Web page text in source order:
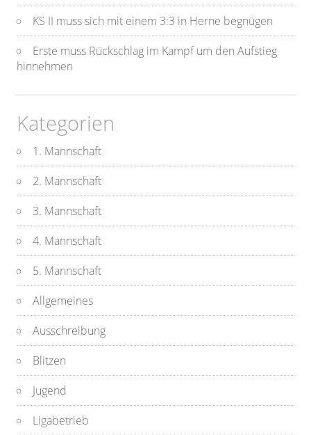
KS II muss sich mit einem 3:3 in Herne begnügen
Erste muss Rückschlag im Kampf um den Aufstieg
hinnehmen
Kategorien
1. Mannschaft
2. Mannschaft
3. Mannschaft
4. Mannschaft
5. Mannschaft
Allgemeines
Ausschreibung
Blitzen
Jugend
Ligabetrieb